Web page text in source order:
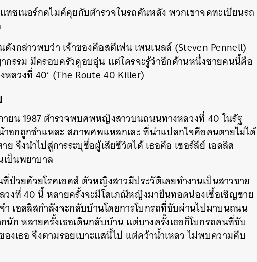
ทชเนอร์กดไมค์คุยกับตำรวจในรถคันหลัง พวกเขาจดทะเบียนรถ
งกล่าวพบว่า เจ้าของคือสตีเฟน เพนเนลล์ (Steven Pennell)
กรรม มีครอบครัวดูอบอุ่น แต่ใครจะรู้ว่าอีกด้านหนึ่งชายคนนี้คือ
ลวงที่ 40’ (The Route 40 Killer)
ยน 1987 ตำรวจพบศพหญิงสาวบนถนนทางหลวงที่ 40 ในรัฐ
อกถูกชำแหละ สภาพศพแหลกเละ ที่น่าแปลกใจคือคนตายไม่ได้
จึงนำไปสู่การระบุชื่อผู้เสียชีวิตได้ เธอคือ เชอร์ลีย์ เอลลิส
เป็นพยาบาล
ป่วยด้วยโรคเอดส์ ตัวหญิงสาวมีประวัติเคยทำงานเป็นสาวขาย
วงที่ 40 นี้ หลายครั้งจะมีโสเภณีหญิงมายืนทอดน่องเชื้อเชิญชาย
ำ เอลลิสกำลังจะกลับบ้านโดยการโบกรถที่ขับผ่านไปมาบนถนน
นัก หลายครั้งเธอเดินกลับบ้าน แต่บางครั้งเธอก็โบกรถคนที่ขับ
งเธอ จึงตามรอยเบาะแสนี้ไป แต่คว้าน้ำเหลว ไม่พบความคืบ